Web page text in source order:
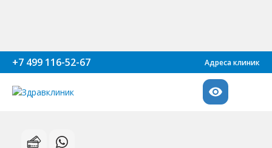
+7 499 116-52-67 Адреса клиник